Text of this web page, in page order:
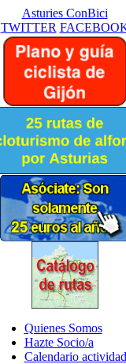
Asturies ConBici
TWITTER
Quienes Somos
Hazte Socio/a
Calendario